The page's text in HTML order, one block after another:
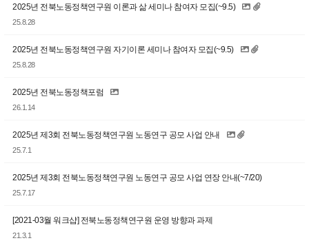
2025년 전북노동정책연구원 이론과 삶 세미나 참여자 모집(~9.5)
25.8.28
2025년 전북노동정책연구원 자기이론 세미나 참여자 모집(~9.5)
25.8.28
2025년 전북노동정책포럼
26.1.14
2025년 제3회 전북노동정책연구원 노동연구 공모 사업 안내
25.7.1
2025년 제3회 전북노동정책연구원 노동연구 공모 사업 연장 안내(~7/20)
25.7.17
[2021-03월 워크샵] 전북노동정책연구원 운영 방향과 과제
21.3.1